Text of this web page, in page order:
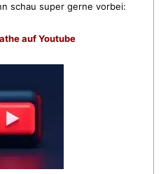
schau super gerne vorbei:
auf Youtube